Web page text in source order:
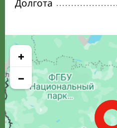
Долгота
+
−